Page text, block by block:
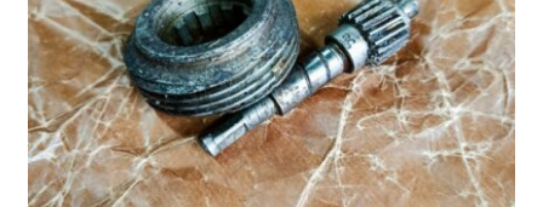
Možnosti doručení
Obchodní podmínky
Prodávající – kontaktní informace